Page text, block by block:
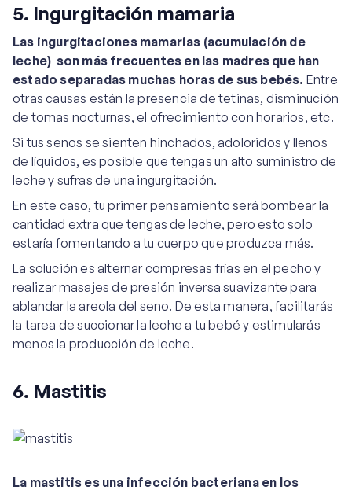
5. Ingurgitación mamaria
Las ingurgitaciones mamarias (acumulación de
leche) son más frecuentes en las madres que han
estado separadas muchas horas de sus bebés. Entre
otras causas están la presencia de tetinas, disminución
de tomas nocturnas, el ofrecimiento con horarios, etc.
Si tus senos se sienten hinchados, adoloridos y llenos
de líquidos, es posible que tengas un alto suministro de
leche y sufras de una ingurgitación.
En este caso, tu primer pensamiento será bombear la
cantidad extra que tengas de leche, pero esto solo
estaría fomentando a tu cuerpo que produzca más.
La solución es alternar compresas frías en el pecho y
realizar masajes de presión inversa suavizante para
ablandar la areola del seno. De esta manera, facilitarás
la tarea de succionar la leche a tu bebé y estimularás
menos la producción de leche.
6. Mastitis
La mastitis es una infección bacteriana en los